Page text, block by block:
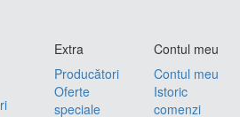
Extra
Producători
Oferte
speciale
Contul meu
Contul meu
Istoric
comenzi